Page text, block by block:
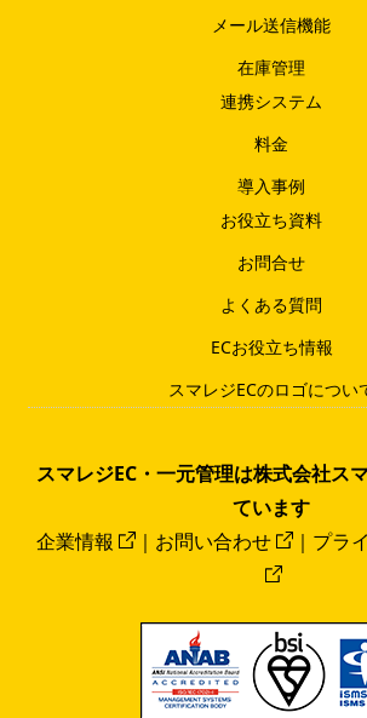
メール送信機能
在庫管理
連携システム
料金
導入事例
お役立ち資料
お問合せ
よくある質問
ECお役立ち情報
スマレジECのロゴについ
スマレジEC・一元管理は株式会社ス
ています
企業情報
｜ お問い合わせ ｜ プラ